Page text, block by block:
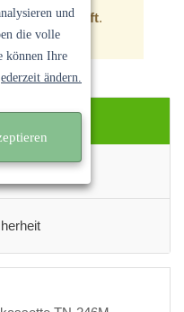
ausverkauft.
und
die volle
können Ihre
ändern.